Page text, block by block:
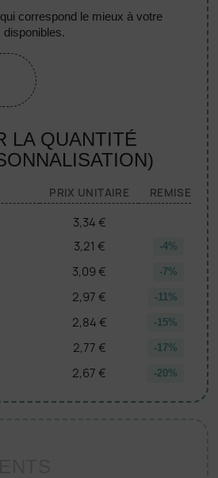
qui correspond le mieux à votre
disponibles.
LA QUANTITÉ
PRIX UNITAIRE REMISE
3,34 €
3,21 € -4%
3,09 € -7%
2,97 € -11%
2,84 € -15%
2,77 € -17%
2,67 € -20%